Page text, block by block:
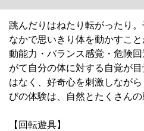
跳んだりはねたり転がったり
なかで思いきり体を動かすこ
動能力・バランス感覚・危険
がて自分の体に対する自覚が
はなく、好奇心を刺激しなが
びの体験は、自然とたくさんの
【回転遊具】